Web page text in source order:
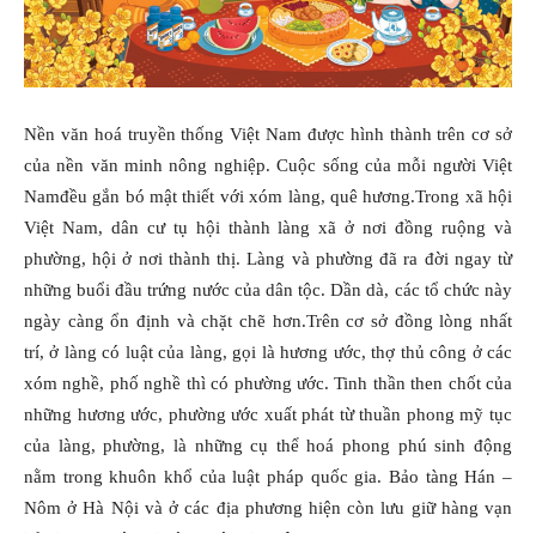
Nền văn hoá truyền thống Việt Nam được hình thành trên cơ sở
của nền văn minh nông nghiệp. Cuộc sống của mỗi người Việt
Namđều gắn bó mật thiết với xóm làng, quê hương.Trong xã hội
Việt Nam, dân cư tụ hội thành làng xã ở nơi đồng ruộng và
phường, hội ở nơi thành thị. Làng và phường đã ra đời ngay từ
những buổi đầu trứng nước của dân tộc. Dần dà, các tổ chức này
ngày càng ổn định và chặt chẽ hơn.Trên cơ sở đồng lòng nhất
trí, ở làng có luật của làng, gọi là hương ước, thợ thủ công ở các
xóm nghề, phố nghề thì có phường ước. Tinh thần then chốt của
những hương ước, phường ước xuất phát từ thuần phong mỹ tục
của làng, phường, là những cụ thể hoá phong phú sinh động
nằm trong khuôn khổ của luật pháp quốc gia. Bảo tàng Hán –
Nôm ở Hà Nội và ở các địa phương hiện còn lưu giữ hàng vạn